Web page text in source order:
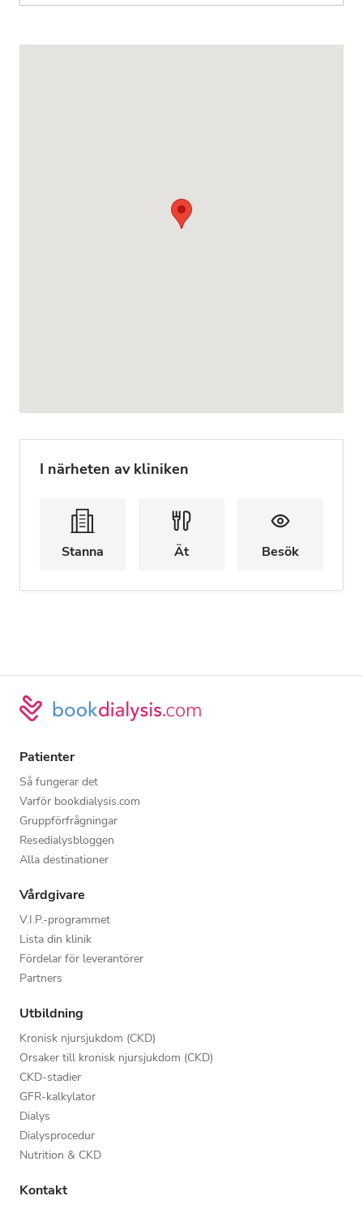
I närheten av kliniken
Stanna Ät Besök
Patienter
Så fungerar det
Varför bookdialysis.com
Gruppförfrågningar
Resedialysbloggen
Alla destinationer
Vårdgivare
V.I.P.-programmet
Lista din klinik
Fördelar för leverantörer
Partners
Utbildning
Kronisk njursjukdom (CKD)
Orsaker till kronisk njursjukdom (CKD)
CKD-stadier
GFR-kalkylator
Dialys
Dialysprocedur
Nutrition & CKD
Kontakt